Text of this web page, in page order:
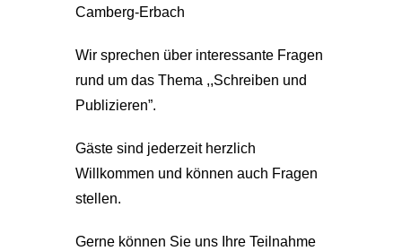
Camberg-Erbach
Wir sprechen über interessante Fragen
rund um das Thema ,,Schreiben und
Publizieren”.
Gäste sind jederzeit herzlich
Willkommen und können auch Fragen
stellen.
Gerne können Sie uns Ihre Teilnahme